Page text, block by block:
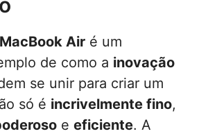
MacBook Air é um
de como a inovação
se unir para criar um
só é incrivelmente fino,
e eficiente. A